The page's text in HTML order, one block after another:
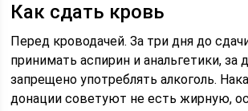
Как сдать кровь
Перед кроводачей. За три дня до
принимать аспирин и анальгетики, за
запрещено употреблять алкоголь.
донации советуют не есть жирную,